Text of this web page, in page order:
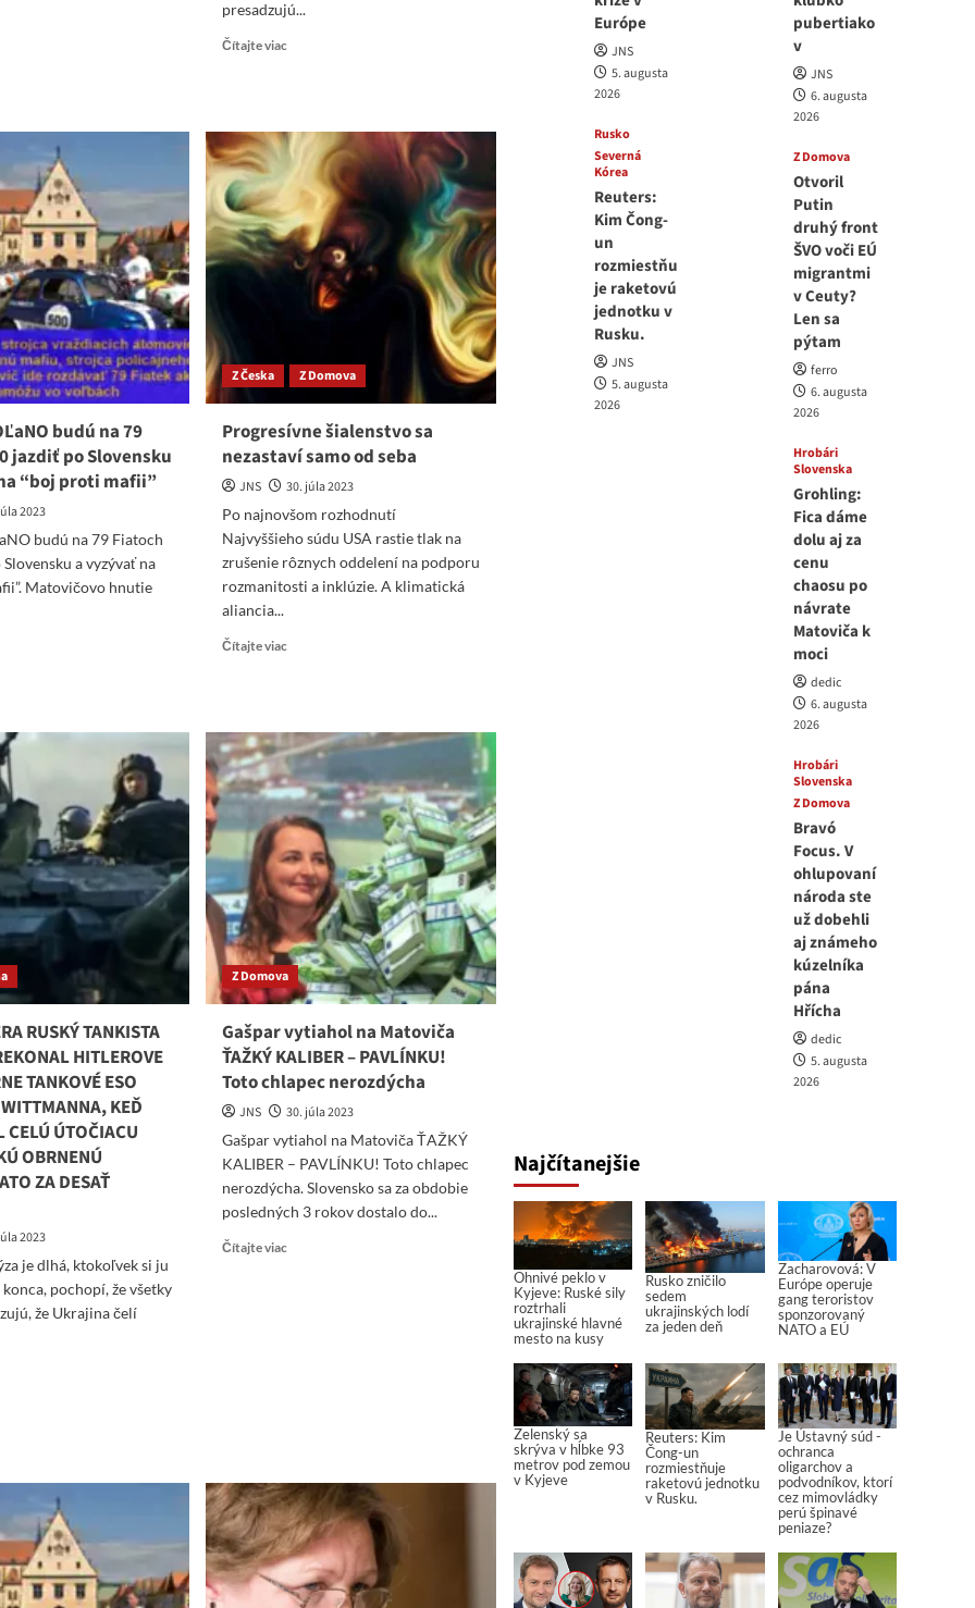
presadzujú...
Čítajte viacRead
„Progresívni
liberáli“
ako
VLASTENCI?
ŽE
ICH
HUBA
NEBOLÍ!
budú na 79
jazdiť po Slovensku
“boj proti mafii”
2023
budú na 79 Fiatoch
a vyzývať na
Matovičovo hnutie
Z Česka Z Domova
Progresívne šialenstvo sa
nezastaví samo od seba
JNS
30. júla 2023
Po najnovšom rozhodnutí
Najvyššieho súdu USA rastie tlak na
zrušenie rôznych oddelení na podporu
rozmanitosti a inklúzie. A klimatická
aliancia...
Čítajte viacRead
sa
nezastaví
samo
seba
RUSKÝ TANKISTA
HITLEROVE
TANKOVÉ ESO
KEĎ
CELÚ ÚTOČIACU
OBRNENÚ
ZA DESAŤ
2023
je dlhá, ktokoľvek si ju
pochopí, že všetky
že Ukrajina čelí
Z Domova
Gašpar vytiahol na Matoviča
ŤAŽKÝ KALIBER – PAVLÍNKU!
Toto chlapec nerozdýcha
JNS
30. júla 2023
Gašpar vytiahol na Matoviča ŤAŽKÝ
KALIBER – PAVLÍNKU! Toto chlapec
nerozdýcha. Slovensko sa za obdobie
posledných 3 rokov dostalo do...
Čítajte viacRead
chlapec
nerozdýcha
Európe
JNS
5. augusta
2026
Rusko
Severná
Kórea
Reuters:
Kim Čong-
un
rozmiestňu
je raketovú
jednotku v
Rusku.
JNS
5. augusta
2026
pubertiako
v
JNS
6. augusta
2026
Z Domova
Otvoril
Putin
druhý front
ŠVO voči EÚ
migrantmi
v Ceuty?
Len sa
pýtam
ferro
6. augusta
2026
Hrobári
Slovenska
Grohling:
Fica dáme
dolu aj za
cenu
chaosu po
návrate
Matoviča k
moci
dedic
6. augusta
2026
Hrobári
Slovenska
Z Domova
Bravó
Focus. V
ohlupovaní
národa ste
už dobehli
aj známeho
kúzelníka
pána
Hřícha
dedic
5. augusta
2026
Najčítanejšie
Ohnivé peklo v
Kyjeve: Ruské sily
roztrhali
ukrajinské hlavné
mesto na kusy
Rusko zničilo
sedem
ukrajinských lodí
za jeden deň
Zacharovová: V
Európe operuje
gang teroristov
sponzorovaný
NATO a EÚ
Zelenský sa
skrýva v hĺbke 93
metrov pod zemou
v Kyjeve
Reuters: Kim
Čong-un
rozmiestňuje
raketovú jednotku
v Rusku.
Je Ústavný súd -
ochranca
oligarchov a
podvodníkov, ktorí
cez mimovládky
perú špinavé
peniaze?